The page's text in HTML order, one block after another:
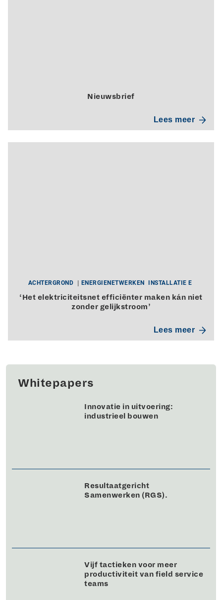
Nieuwsbrief
Lees meer
ACHTERGROND ENERGIENETWERKEN INSTALLATIE E
‘Het elektriciteitsnet efficiënter maken kán niet
zonder gelijkstroom’
Lees meer
Whitepapers
Innovatie in uitvoering:
industrieel bouwen
Resultaatgericht
Samenwerken (RGS).
Vijf tactieken voor meer
productiviteit van field service
teams